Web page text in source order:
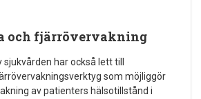
och fjärrövervakning
sjukvården har också lett till
som möjliggör
av patienters hälsotillstånd i